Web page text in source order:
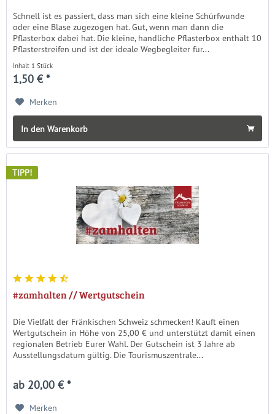
Schnell ist es passiert, dass man sich eine kleine Schürfwunde
oder eine Blase zugezogen hat. Gut, wenn man dann die
Pflasterbox dabei hat. Die kleine, handliche Pflasterbox enthält 10
Pflasterstreifen und ist der ideale Wegbegleiter für...
Inhalt 1 Stück
1,50 € *
Merken
In den Warenkorb
TIPP!
#zamhalten // Wertgutschein
Die Vielfalt der Fränkischen Schweiz schmecken! Kauft einen
Wertgutschein in Höhe von 25,00 € und unterstützt damit einen
regionalen Betrieb Eurer Wahl. Der Gutschein ist 3 Jahre ab
Ausstellungsdatum gültig. Die Tourismuszentrale...
ab 20,00 € *
Merken